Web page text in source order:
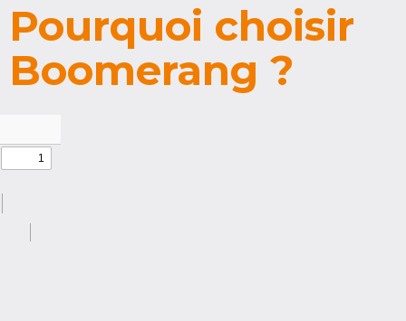
Pourquoi choisir
Boomerang ?